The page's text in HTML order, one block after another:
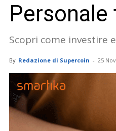
Scopri come investire
By Redazione di Supercoin - 25